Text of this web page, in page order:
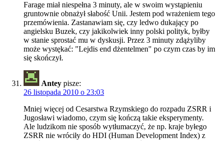
Farage miał niespełna 3 minuty, ale w swoim wystąpieniu
gruntownie obnażył słabość Unii. Jestem pod wrażeniem tego
przemówienia. Zastanawiam się, czy ledwo dukający po
angielsku Buzek, czy jakikolwiek inny polski polityk, byłby
w stanie sprostać mu w dyskusji. Przez 3 minuty zdążyliby
może wystękać: "Lejdis end dżentelmen" po czym czas by im
się skończył.
Antey pisze:
26 listopada 2010 o 23:03
Mniej więcej od Cesarstwa Rzymskiego do rozpadu ZSRR i
Jugosławi wiadomo, czym się kończą takie eksperymenty.
Ale ludzikom nie sposób wytłumaczyć, że np. kraje byłego
ZSRR nie wróciły do HDI (Human Development Index) z